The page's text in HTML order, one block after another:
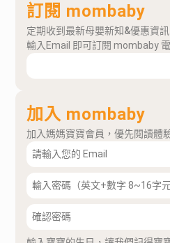
訂閱 mombaby
定期收到最新母嬰新知&優惠資訊
輸入Email 即可訂閱 mombaby
加入 mombaby
加入媽媽寶寶會員，優先閱讀體